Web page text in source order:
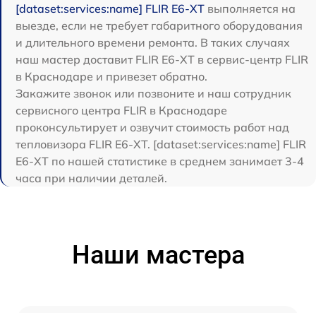
[dataset:services:name] FLIR E6-XT выполняется на
выезде, если не требует габаритного оборудования
и длительного времени ремонта. В таких случаях
наш мастер доставит FLIR E6-XT в сервис-центр FLIR
в Краснодаре и привезет обратно.
Закажите звонок или позвоните и наш сотрудник
сервисного центра FLIR в Краснодаре
проконсультирует и озвучит стоимость работ над
тепловизора FLIR E6-XT. [dataset:services:name] FLIR
E6-XT по нашей статистике в среднем занимает 3-4
часа при наличии деталей.
Наши мастера